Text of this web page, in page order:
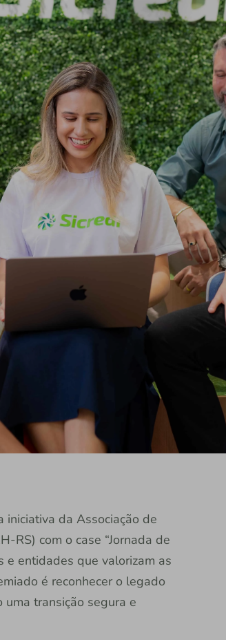
iniciativa da Associação de
RS) com o case “Jornada de
e entidades que valorizam as
é reconhecer o legado
transição segura e